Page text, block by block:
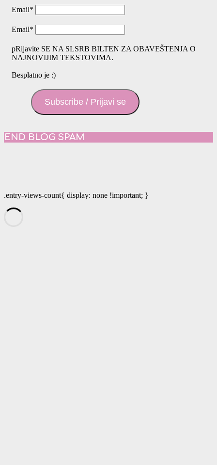
Email*
Email*
pRijavite SE NA SLSRB BILTEN ZA OBAVEŠTENJA O
NAJNOVIJIM TEKSTOVIMA.
Besplatno je :)
Subscribe / Prijavi se
END BLOG SPAM
.entry-views-count{ display: none !important; }